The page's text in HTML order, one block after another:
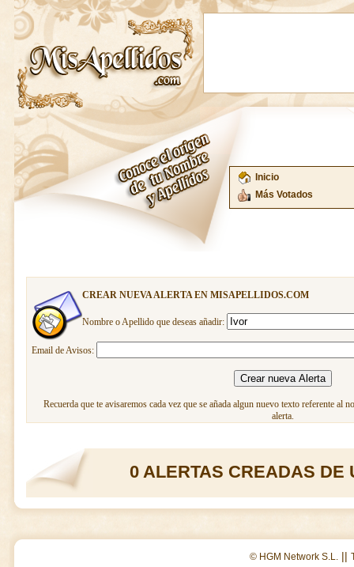
Inicio
Más Votados
CREAR NUEVA ALERTA EN MISAPELLIDOS.COM
Nombre o Apellido que deseas añadir:
Email de Avisos:
Recuerda que te avisaremos cada vez que se añada algun nuevo texto referente al
alerta.
0 ALERTAS CREADAS DE
© HGM Network S.L. ||